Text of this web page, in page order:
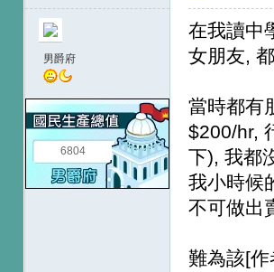
男爵府
6804
在我讀中
女朋友,
當時都有
$200/hr,
下), 我都
我小時候
不可做出
難為該[